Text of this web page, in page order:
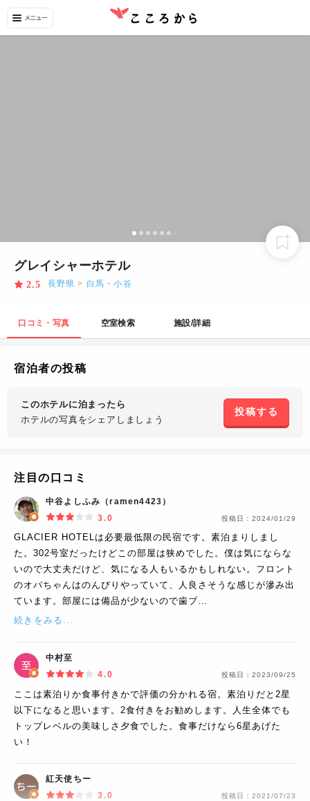
グレイシャーホテル
2.5 長野県 > 白馬・小谷
口コミ・写真 空室検索 施設/詳細
宿泊者の投稿
このホテルに泊まったら
ホテルの写真をシェアしましょう
投稿する
注目の口コミ
中谷よしふみ（ramen4423）
3.0
投稿日： 2024/01/29
GLACIER HOTELは必要最低限の民宿です。素泊まりしまし
た。302号室だったけどこの部屋は狭めでした。僕は気にならな
いので大丈夫だけど、気になる人もいるかもしれない。フロント
のオバちゃんはのんびりやっていて、人良さそうな感じが滲み出
ています。部屋には備品が少ないので歯ブ…
続きをみる...
中村至
4.0
投稿日： 2023/09/25
ここは素泊りか食事付きかで評価の分かれる宿。素泊りだと2星
以下になると思います。2食付きをお勧めします。人生全体でも
トップレベルの美味しさ夕食でした。食事だけなら6星あげた
い！
紅天使ちー
3.0
投稿日： 2021/07/23